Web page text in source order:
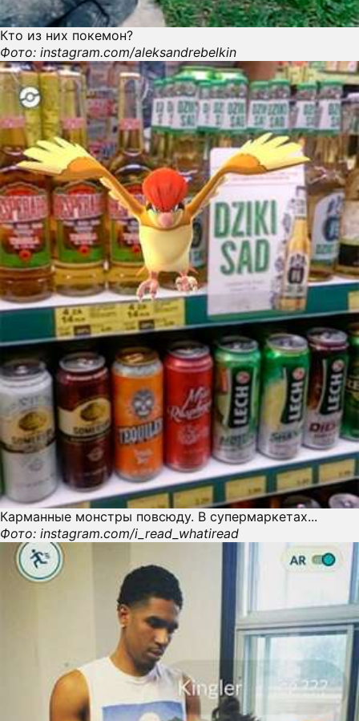
Кто из них покемон?
Фото: instagram.com/aleksandrebelkin
Карманные монстры повсюду. В супермаркетах...
Фото: instagram.com/i_read_whatiread